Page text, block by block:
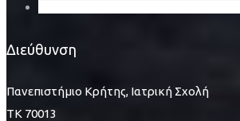
Διεύθυνση
Πανεπιστήμιο Κρήτης, Ιατρική Σχολή
ΤΚ 70013